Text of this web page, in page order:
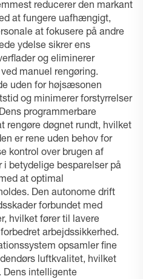
reducerer den markant
at fungere uafhængigt,
at fokusere på andre
ydelse sikrer ens
og eliminerer
manuel rengøring.
uden for højsæsonen
og minimerer forstyrrelser
programmerbare
rengøre døgnet rundt, hvilket
er rene uden behov for
kontrol over brugen af
betydelige besparelser på
at optimal
Den autonome drift
forbundet med
hvilket fører til lavere
arbejdssikkerhed.
opsamler fine
luftkvalitet, hvilket
Dens intelligente